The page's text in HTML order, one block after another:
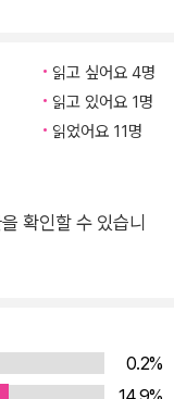
비에트 정권의 비도
의 붕괴로까지 이어
그리고 권력이 일반
력하고 충격적인 참
동시에 200명이 넘
기록문학이다. 소
만 부 이상 판매되
읽고 싶어요 4명
읽고 있어요 1명
읽었어요 11명
확인할 수 있습니
0.2%